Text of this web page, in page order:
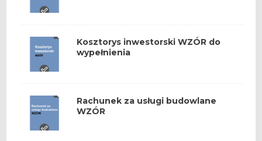
Kosztorys inwestorski WZÓR do
wypełnienia
Rachunek za usługi budowlane
WZÓR